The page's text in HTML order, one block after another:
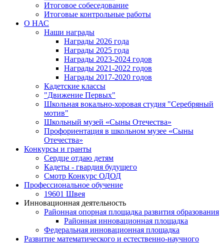
Итоговое собеседование
Итоговые контрольные работы
О НАС
Наши награды
Награды 2026 года
Награды 2025 года
Награды 2023-2024 годов
Награды 2021-2022 годов
Награды 2017-2020 годов
Кадетские классы
"Движение Первых"
Школьная вокально-хоровая студия "Серебряный
мотив"
Школьный музей «Сыны Отечества»
Профориентация в школьном музее «Сыны
Отечества»
Конкурсы и гранты
Сердце отдаю детям
Кадеты - гвардия будущего
Смотр Конкурс ОДОД
Профессиональное обучение
19601 Швея
Инновационная деятельность
Районная опорная площадка развития образования
Районная инновационная площадка
Федеральная инновационная площадка
Развитие математического и естественно-научного